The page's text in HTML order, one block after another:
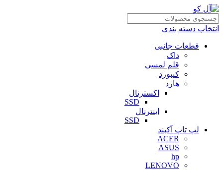
انتخاب دسته بندی
قطعات جانبی
داک
قلم لمسی
کیبورد
هارد
اکسترنال
SSD
اینترنال
SSD
لپ تاپ آکبند
ACER
ASUS
hp
LENOVO